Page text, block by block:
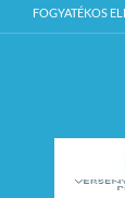
FOGYATÉKOS